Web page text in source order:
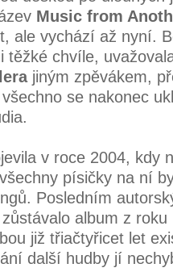
Music from
ale vychází až nyní.
těžké chvíle,
jiným zpěvákem,
se nakonec
v roce 2004, kdy
písičky na ní
Posledním
album z
již třiačtyřicet let
další hudby jí